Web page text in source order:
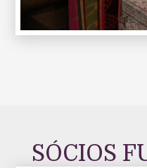
SÓCIOS